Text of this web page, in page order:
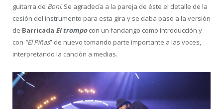
guitarra de Boni. Se agradecía a la pareja de éste el detalle de la
cesión del instrumento para esta gira y se daba paso a la versión
de Barricada El trompocon un fandango como introducción y
con “El Piñas” de nuevo tomando parte importante a las voces,
interpretando la canción a medias.